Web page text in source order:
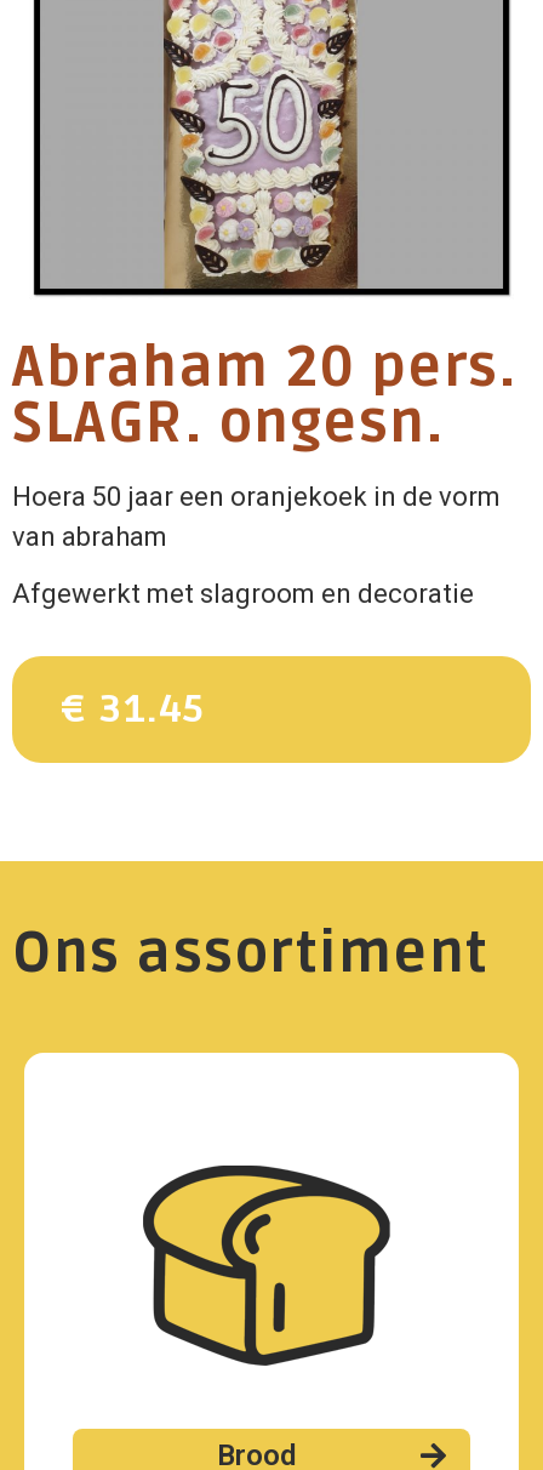
Abraham 20 pers.
SLAGR. ongesn.
Hoera 50 jaar een oranjekoek in de vorm
van abraham
Afgewerkt met slagroom en decoratie
€ 31.45
Ons assortiment
Brood